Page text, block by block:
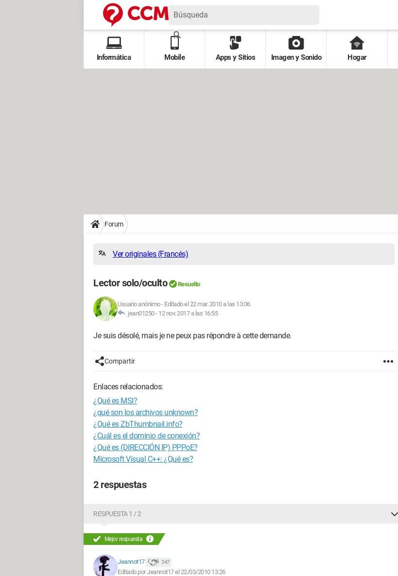
Informática Mobile Apps y Sitios Imagen y Sonido Hogar
Forum
Ver originales (Francés)
Lector solo/oculto Resuelto
Usuario anónimo- Editado el 22 mar. 2010 a las 13:06
jean01250 - 12 nov. 2017 a las 16:55
Je suis désolé, mais je ne peux pas répondre à cette demande.
Compartir
Enlaces relacionados:
¿Qué es MSI?
¿qué son los archivos unknown?
¿Qué es ZbThumbnail.info?
¿Cuál es el dominio de conexión?
¿Qué es (DIRECCIÓN IP) PPPoE?
Microsoft Visual C++: ¿Qué es?
2 respuestas
RESPUESTA 1 / 2
Mejor respuesta
Jeannot17 347
Editado por Jeannot17 el 22/03/2010 13:26